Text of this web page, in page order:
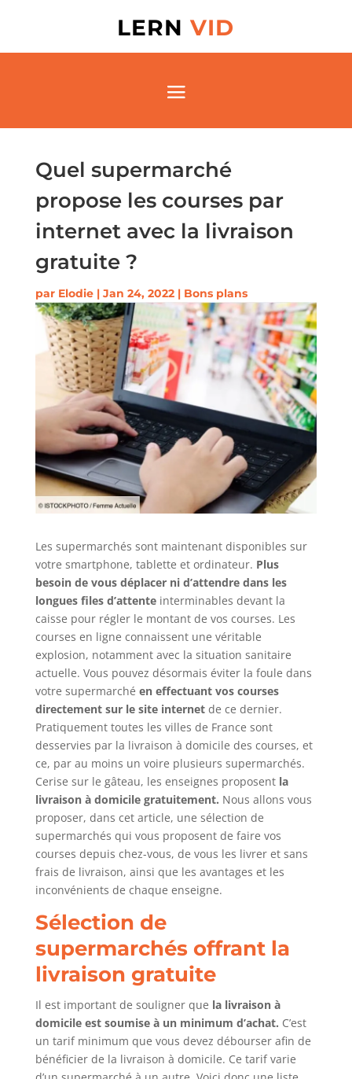
LERNVID
Quel supermarché
propose les courses par
internet avec la livraison
gratuite ?
par Elodie| Jan 24, 2022| Bons plans
Les supermarchés sont maintenant disponibles sur
votre smartphone, tablette et ordinateur. Plus
besoin de vous déplacer ni d’attendre dans les
longues files d’attenteinterminables devant la
caisse pour régler le montant de vos courses. Les
courses en ligne connaissent une véritable
explosion, notamment avec la situation sanitaire
actuelle. Vous pouvez désormais éviter la foule dans
votre supermarché en effectuant vos courses
directement sur le site internetde ce dernier.
Pratiquement toutes les villes de France sont
desservies par la livraison à domicile des courses, et
ce, par au moins un voire plusieurs supermarchés.
Cerise sur le gâteau, les enseignes proposentla
livraison à domicile gratuitement. Nous allons vous
proposer, dans cet article, une sélection de
supermarchés qui vous proposent de faire vos
courses depuis chez-vous, de vous les livrer et sans
frais de livraison, ainsi que les avantages et les
inconvénients de chaque enseigne.
Sélection de
supermarchés offrant la
livraison gratuite
Il est important de souligner que la livraison à
domicile est soumise à un minimum d’achat. C’est
un tarif minimum que vous devez débourser afin de
bénéficier de la livraison à domicile. Ce tarif varie